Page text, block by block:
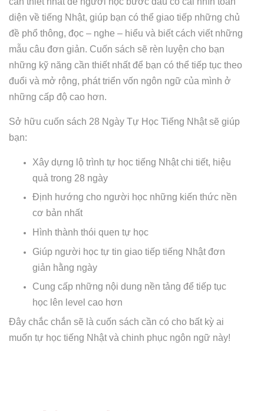
diện về tiếng Nhật, giúp bạn có thể giao tiếp những chủ
đề phổ thông, đọc – nghe – hiểu và biết cách viết những
mẫu câu đơn giản. Cuốn sách sẽ rèn luyện cho bạn
những kỹ năng cần thiết nhất để bạn có thể tiếp tục theo
đuổi và mở rộng, phát triển vốn ngôn ngữ của mình ở
những cấp độ cao hơn.
Sở hữu cuốn sách 28 Ngày Tự Học Tiếng Nhật sẽ giúp
bạn:
Xây dựng lộ trình tự học tiếng Nhật chi tiết, hiệu
quả trong 28 ngày
Định hướng cho người học những kiến thức nền
cơ bản nhất
Hình thành thói quen tự học
Giúp người học tự tin giao tiếp tiếng Nhật đơn
giản hằng ngày
Cung cấp những nội dung nền tảng để tiếp tục
học lên level cao hơn
Đây chắc chắn sẽ là cuốn sách cần có cho bất kỳ ai
muốn tự học tiếng Nhật và chinh phục ngôn ngữ này!